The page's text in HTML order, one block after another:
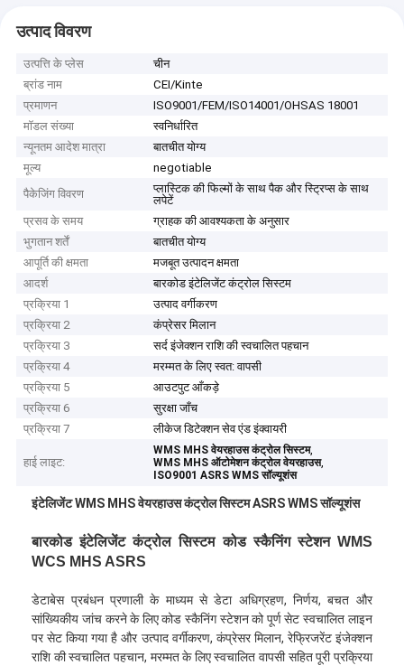
उत्पाद विवरण
उत्पत्ति के प्लेस
चीन
ब्रांड नाम
CEI/Kinte
प्रमाणन
ISO9001/FEM/ISO14001/OHSAS 18001
मॉडल संख्या
स्वनिर्धारित
न्यूनतम आदेश मात्रा
बातचीत योग्य
मूल्य
negotiable
पैकेजिंग विवरण
प्लास्टिक की फिल्मों के साथ पैक और स्ट्रिप्स के साथ
लपेटें
प्रसव के समय
ग्राहक की आवश्यकता के अनुसार
भुगतान शर्तें
बातचीत योग्य
आपूर्ति की क्षमता
मजबूत उत्पादन क्षमता
आदर्श
बारकोड इंटेलिजेंट कंट्रोल सिस्टम
प्रक्रिया 1
उत्पाद वर्गीकरण
प्रक्रिया 2
कंप्रेसर मिलान
प्रक्रिया 3
सर्द इंजेक्शन राशि की स्वचालित पहचान
प्रक्रिया 4
मरम्मत के लिए स्वत: वापसी
प्रक्रिया 5
आउटपुट आँकड़े
प्रक्रिया 6
सुरक्षा जाँच
प्रक्रिया 7
लीकेज डिटेक्शन सेव एंड इंक्वायरी
हाई लाइट:
WMS MHS वेयरहाउस कंट्रोल सिस्टम,
WMS MHS ऑटोमेशन कंट्रोल वेयरहाउस,
ISO9001 ASRS WMS सॉल्यूशंस
इंटेलिजेंट WMS MHS वेयरहाउस कंट्रोल सिस्टम ASRS WMS सॉल्यूशंस
बारकोड इंटेलिजेंट कंट्रोल सिस्टम कोड स्कैनिंग स्टेशन WMS
WCS MHS ASRS
डेटाबेस प्रबंधन प्रणाली के माध्यम से डेटा अधिग्रहण, निर्णय, बचत और
सांख्यिकीय जांच करने के लिए कोड स्कैनिंग स्टेशन को पूर्ण सेट स्वचालित लाइन
पर सेट किया गया है और उत्पाद वर्गीकरण, कंप्रेसर मिलान, रेफ्रिजरेंट इंजेक्शन
राशि की स्वचालित पहचान, मरम्मत के लिए स्वचालित वापसी सहित पूरी प्रक्रिया